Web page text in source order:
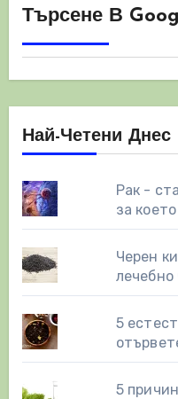
на
страници
Търсене В
Най-Четени Днес
Рак -
за
Черен
лечебно
5
5